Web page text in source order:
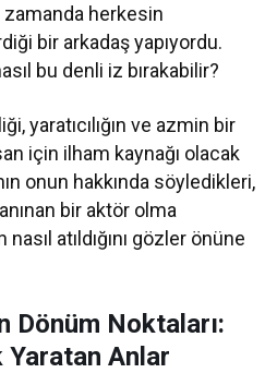
zamanda herkesin
bir arkadaş yapıyordu.
bu denli iz bırakabilir?
yaratıcılığın ve azmin bir
için ilham kaynağı olacak
onun hakkında söyledikleri,
bir aktör olma
nasıl atıldığını gözler önüne
Dönüm Noktaları:
Yaratan Anlar